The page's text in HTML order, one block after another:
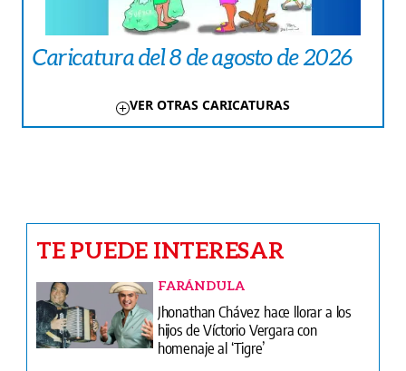
Caricatura del 8 de agosto de 2026
VER OTRAS CARICATURAS
Jhonathan Chávez hace llorar a los
hijos de Víctorio Vergara con
homenaje al ‘Tigre’
FÚTBOL
Jorge, el hombre que estuvo detrás de
la leyenda de Messi